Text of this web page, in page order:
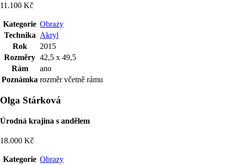
11.100 Kč
Kategorie Obrazy
Technika Akryl
Rok
2015
Rozměry 42,5 x 49,5
Rám
ano
Poznámka rozměr včetně rámu
Olga Stárková
Úrodná krajina s andělem
18.000 Kč
Kategorie Obrazy